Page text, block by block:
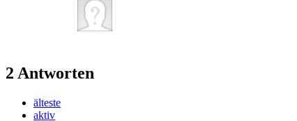
2 Antworten
älteste
aktiv